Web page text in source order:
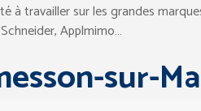
travailler sur les grandes
Applmimo…
sur-